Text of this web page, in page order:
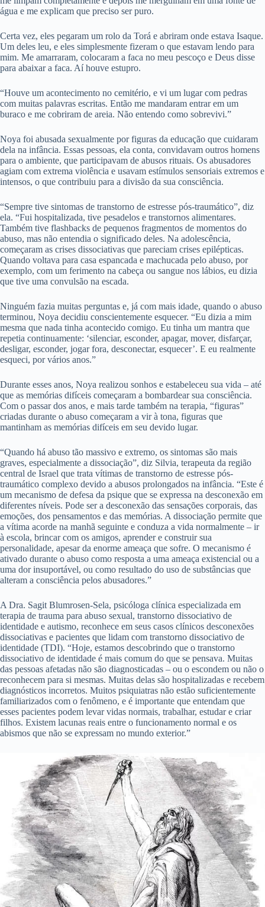
água e me explicam que preciso ser puro.
Certa vez, eles pegaram um rolo da Torá e abriram onde estava Isaque.
Um deles leu, e eles simplesmente fizeram o que estavam lendo para
mim. Me amarraram, colocaram a faca no meu pescoço e Deus disse
para abaixar a faca. Aí houve estupro.
“Houve um acontecimento no cemitério, e vi um lugar com pedras
com muitas palavras escritas. Então me mandaram entrar em um
buraco e me cobriram de areia. Não entendo como sobrevivi.”
Noya foi abusada sexualmente por figuras da educação que cuidaram
dela na infância. Essas pessoas, ela conta, convidavam outros homens
para o ambiente, que participavam de abusos rituais. Os abusadores
agiam com extrema violência e usavam estímulos sensoriais extremos e
intensos, o que contribuiu para a divisão da sua consciência.
“Sempre tive sintomas de transtorno de estresse pós-traumático”, diz
ela. “Fui hospitalizada, tive pesadelos e transtornos alimentares.
Também tive flashbacks de pequenos fragmentos de momentos do
abuso, mas não entendia o significado deles. Na adolescência,
começaram as crises dissociativas que pareciam crises epilépticas.
Quando voltava para casa espancada e machucada pelo abuso, por
exemplo, com um ferimento na cabeça ou sangue nos lábios, eu dizia
que tive uma convulsão na escada.
Ninguém fazia muitas perguntas e, já com mais idade, quando o abuso
terminou, Noya decidiu conscientemente esquecer. “Eu dizia a mim
mesma que nada tinha acontecido comigo. Eu tinha um mantra que
repetia continuamente: ‘silenciar, esconder, apagar, mover, disfarçar,
desligar, esconder, jogar fora, desconectar, esquecer’. E eu realmente
esqueci, por vários anos.”
Durante esses anos, Noya realizou sonhos e estabeleceu sua vida – até
que as memórias difíceis começaram a bombardear sua consciência.
Com o passar dos anos, e mais tarde também na terapia, “figuras”
criadas durante o abuso começaram a vir à tona, figuras que
mantinham as memórias difíceis em seu devido lugar.
“Quando há abuso tão massivo e extremo, os sintomas são mais
graves, especialmente a dissociação”, diz Silvia, terapeuta da região
central de Israel que trata vítimas de transtorno de estresse pós-
traumático complexo devido a abusos prolongados na infância. “Este é
um mecanismo de defesa da psique que se expressa na desconexão em
diferentes níveis. Pode ser a desconexão das sensações corporais, das
emoções, dos pensamentos e das memórias. A dissociação permite que
a vítima acorde na manhã seguinte e conduza a vida normalmente – ir
à escola, brincar com os amigos, aprender e construir sua
personalidade, apesar da enorme ameaça que sofre. O mecanismo é
ativado durante o abuso como resposta a uma ameaça existencial ou a
uma dor insuportável, ou como resultado do uso de substâncias que
alteram a consciência pelos abusadores.”
A Dra. Sagit Blumrosen-Sela, psicóloga clínica especializada em
terapia de trauma para abuso sexual, transtorno dissociativo de
identidade e autismo, reconhece em seus casos clínicos desconexões
dissociativas e pacientes que lidam com transtorno dissociativo de
identidade (TDI). “Hoje, estamos descobrindo que o transtorno
dissociativo de identidade é mais comum do que se pensava. Muitas
das pessoas afetadas não são diagnosticadas – ou o escondem ou não o
reconhecem para si mesmas. Muitas delas são hospitalizadas e recebem
diagnósticos incorretos. Muitos psiquiatras não estão suficientemente
familiarizados com o fenômeno, e é importante que entendam que
esses pacientes podem levar vidas normais, trabalhar, estudar e criar
filhos. Existem lacunas reais entre o funcionamento normal e os
abismos que não se expressam no mundo exterior.”